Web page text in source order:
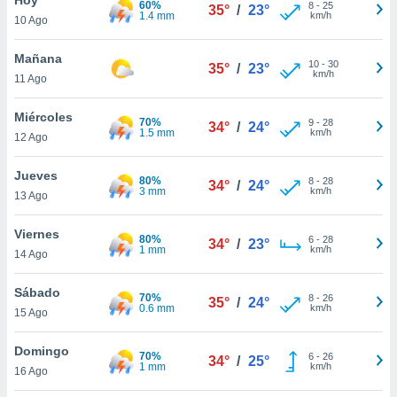
y
en
más
de
cookies
10 Ago
60%
1.4 mm
35° / 23° 8- 25
km/h
Mañana
11 Ago
35° / 23° 10- 30
km/h
Miércoles
12 Ago
70%
1.5 mm
34° / 24° 9- 28
km/h
Jueves
13 Ago
80%
3 mm
34° / 24° 8- 28
km/h
Viernes
14 Ago
80%
1 mm
34° / 23° 6- 28
km/h
Sábado
15 Ago
70%
0.6 mm
35° / 24° 8- 26
km/h
Domingo
16 Ago
70%
1 mm
34° / 25° 6- 26
km/h